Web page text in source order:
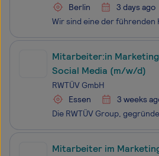
(Teilzeit)
Berlin
3 days ago
Mitarbeiter:in
Social Media (m/w/d)
RWTÜV GmbH
Essen
3 weeks
Mitarbeiter im